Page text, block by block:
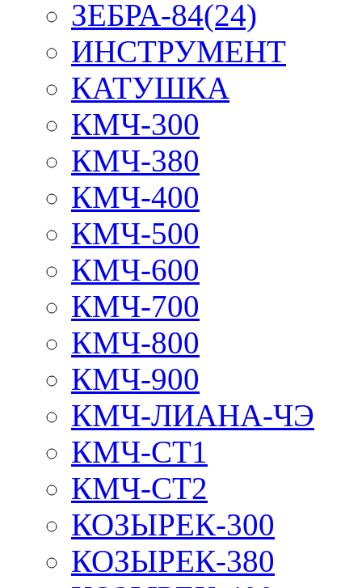
ЗЕБРА-84(24)
ИНСТРУМЕНТ
КАТУШКА
КМЧ-300
КМЧ-380
КМЧ-400
КМЧ-500
КМЧ-600
КМЧ-700
КМЧ-800
КМЧ-900
КМЧ-ЛИАНА-ЧЭ
КМЧ-СТ1
КМЧ-СТ2
КОЗЫРЕК-300
КОЗЫРЕК-380